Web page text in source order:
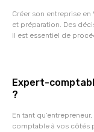
Créer son entreprise
et préparation. Des
il est essentiel de
Expert-
?
En tant
comptable à vos côtés